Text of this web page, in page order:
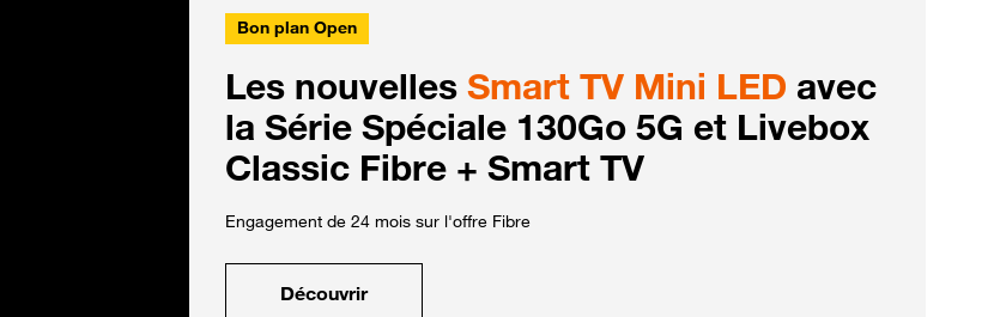
Bon plan Open
Les nouvelles Smart TV Mini LED avec
la Série Spéciale 130Go 5G et Livebox
Classic Fibre + Smart TV
Engagement de 24 mois sur l'offre Fibre
Découvrir